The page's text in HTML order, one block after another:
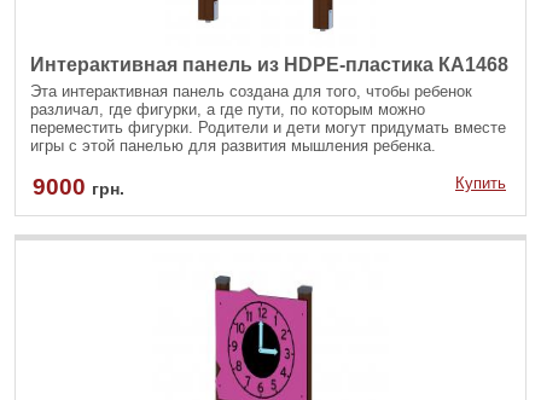
Интерактивная панель из HDPE-пластика КА1468
Эта интерактивная панель создана для того, чтобы ребенок
различал, где фигурки, а где пути, по которым можно
переместить фигурки. Родители и дети могут придумать вместе
игры с этой панелью для развития мышления ребенка.
9000 грн. Купить